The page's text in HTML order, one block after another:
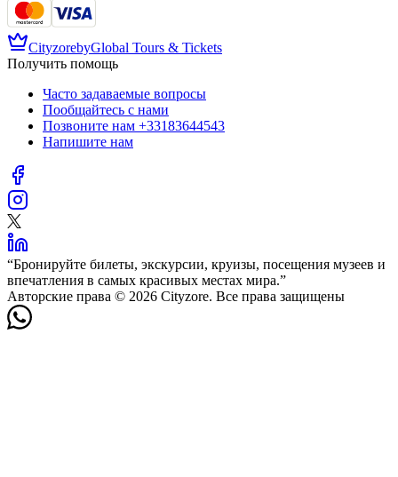
CityzorebyGlobal Tours & Tickets
Получить помощь
Часто задаваемые вопросы
Пообщайтесь с нами
Позвоните нам +33183644543
Напишите нам
“Бронируйте билеты, экскурсии, круизы, посещения музеев и
впечатления в самых красивых местах мира.”
Авторские права © 2026 Cityzore. Все права защищены